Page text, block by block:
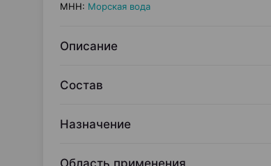
МНН: Морская вода
Описание
Состав
Назначение
Область применения